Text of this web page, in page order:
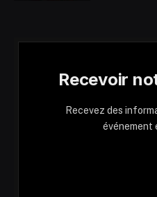
Recevoir
Recevez des
événement